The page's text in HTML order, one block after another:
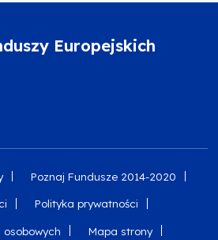
Europejskich
Poznaj Fundusze 2014-2020
Polityka prywatności
Mapa strony